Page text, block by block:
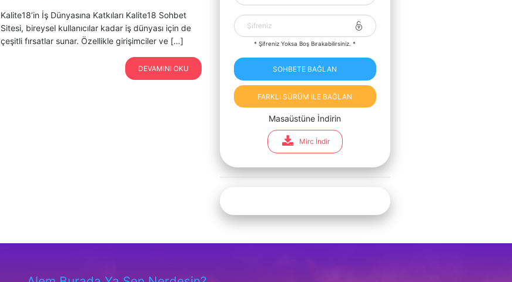
Kalite18’in İş Dünyasına Katkıları Kalite18 Sohbet
Sitesi, bireysel kullanıcılar kadar iş dünyası için de
çeşitli fırsatlar sunar. Özellikle girişimciler ve […]
DEVAMINI OKU
* Şifreniz Yoksa Boş Bırakabilirsiniz. *
SOHBETE BAĞLAN
FARKLI SÜRÜM İLE BAĞLAN
Masaüstüne İndirin
Mirc İndir